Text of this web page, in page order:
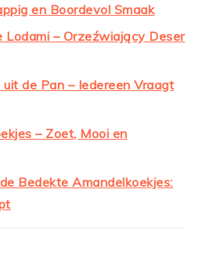
en Boordevol Smaak
– Orzeźwiający Deser
de Pan – Iedereen Vraagt
– Zoet, Mooi en
Bedekte Amandelkoekjes: